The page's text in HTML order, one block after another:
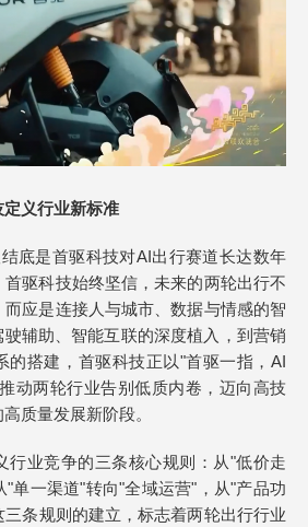
义行业新标准
底是首驱科技对AI出行赛道长达数年
驱科技始终坚信，未来的两轮出行不
应是连接人与城市、数据与情感的智
辅助、智能互联的深度植入，到营销
的搭建，首驱科技正以"首驱一指，AI
动两轮行业告别低质内卷，迈向高技
质量发展新阶段。
行业竞争的三条核心规则：从"低价走
"单一渠道"转向"全域运营"，从"产品功
条规则的建立，标志着两轮出行行业